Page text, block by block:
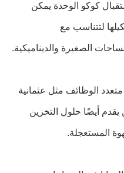
كوكو الوحدة يمكن
لتتناسب مع
الصغيرة والديناميكية.
متعدد الوظائف مثل عثمانية
يقدم أيضًا حلول التخزين
المستعجلة.